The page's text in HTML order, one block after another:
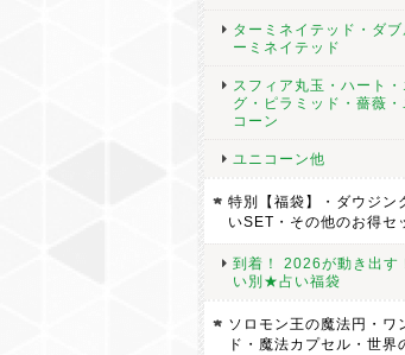
ターミネイテッド・ダブ
ーミネイテッド
スフィア丸玉・ハート・
グ・ピラミッド・薔薇・
コーン
ユニコーン他
特別【福袋】・ダウジン
いSET・その他のお得セ
到着！ 2026が動き出す
い別★占い福袋
ソロモン王の魔法円・ワ
ド・魔法カプセル・世界